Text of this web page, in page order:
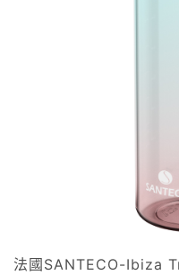
法國SANTECO-Ibiza